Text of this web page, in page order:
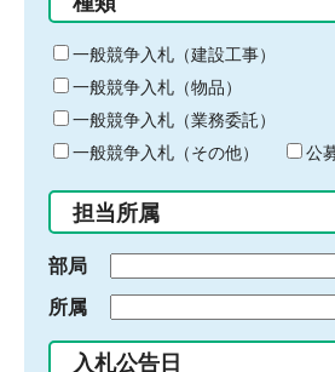
る
キ
ー
ワ
ー
ド
入
力
一般競争入札（建設工事）
一般競争入札（物品）
一般競争入札（業務委託）
一般競争入札（その他）
公
担当所属
部局
所属
入札公告日